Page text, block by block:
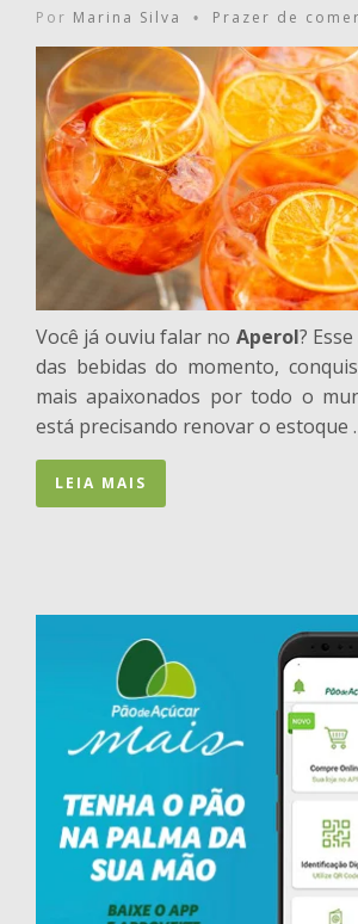
Por Marina Silva • Prazer de
Você já ouviu falar no Aperol?
das bebidas do momento,
mais apaixonados por todo o
está precisando renovar o estoque
LEIA MAIS